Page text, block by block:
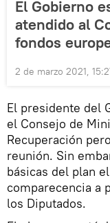
El Gobierno
atendido al
fondos
2 de marzo 2021,
El presidente del
el Consejo de
Recuperación
reunión. Sin
básicas del plan
comparecencia a
los Diputados.